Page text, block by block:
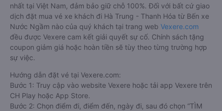
nhất tại Việt Nam, đảm bảo giữ chỗ 100%. Đối với bất cứ giao
dịch đặt mua vé xe khách đi Hà Trung - Thanh Hóa từ Bến xe
Nước Ngầm nào của quý khách tại trang web Vexere.com
đều được Vexere cam kết giải quyết sự cố. Chính sách tặng
coupon giảm giá hoặc hoàn tiền sẽ tùy theo từng trường hợp
sự việc.
Hướng dẫn đặt vé tại Vexere.com:
Bước 1: Truy cập vào website Vexere hoặc tải app Vexere trên
CH Play hoặc App Store.
Bước 2: Chọn điểm đi, điểm đến, ngày đi, sau đó chọn “TÌM